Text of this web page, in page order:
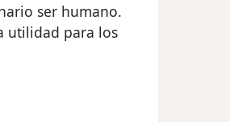
ser humano.
utilidad para los